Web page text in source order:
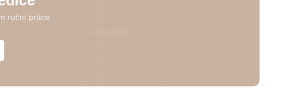
ruční práce